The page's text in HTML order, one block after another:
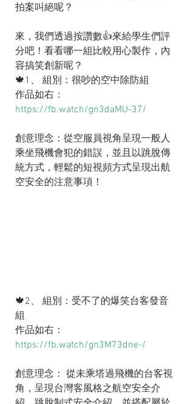
拍案叫絕呢？
來，我們透過按讚數👍來給學生們評
分吧！看看哪一組比較用心製作，內
容搞笑創新呢？
🍁1、 組別：很吵的空中除防組
作品如右：
https://fb.watch/gn3daMU-37/
創意理念：從空服員視角呈現一般人
乘坐飛機會犯的錯誤，並且以跳脫傳
統方式，輕鬆的短視頻方式呈現出航
空安全的注意事項！
🍁2、 組別：受不了的爆笑台客發音
組
作品如右：
https://fb.watch/gn3M73dne-/
創意理念： 從未乘塔過飛機的台客視
角，呈現台灣客風格之航空安全介